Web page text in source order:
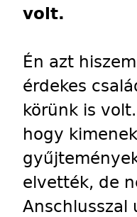
volt.
Én azt
érdekes
körünk is
hogy
elvették, de
Anschlusszal